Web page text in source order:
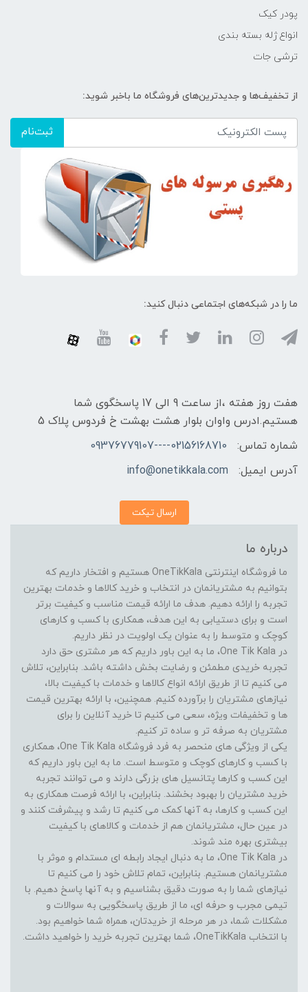
پودر کیک
انواع ژله بسته بندی
ترشی جات
از تخفیف‌ها و جدیدترین‌های فروشگاه ما باخبر شوید:
ثبت‌نام
ما را در شبکه‌های اجتماعی دنبال کنید:
هفت روز هفته ،از ساعت 9 الی 17 پاسخگوی شما
هستیم.ادرس واوان بلوار هشت بهشت خ فردوس پلاک 5
شماره تماس:
02156168710----09376779107
آدرس ایمیل:
info@onetikkala.com
ارسال تیکت
درباره ما
ما فروشگاه اینترنتی OneTikKala هستیم و افتخار داریم که
بتوانیم به مشتریانمان در انتخاب و خرید کالاها و خدمات بهترین
تجربه را ارائه دهیم. هدف ما ارائه قیمت مناسب و کیفیت برتر
است و برای دستیابی به این هدف، همکاری با کسب و کارهای
کوچک و متوسط را به عنوان یک اولویت در نظر داریم.
در One Tik Kala، ما به این باور داریم که هر مشتری حق دارد
تجربه خریدی مطمئن و رضایت بخش داشته باشد. بنابراین، تلاش
می کنیم تا از طریق ارائه انواع کالاها و خدمات با کیفیت بالا،
نیازهای مشتریان را برآورده کنیم. همچنین، با ارائه بهترین قیمت
ها و تخفیفات ویژه، سعی می کنیم تا خرید آنلاین را برای
مشتریان به صرفه تر و ساده تر کنیم.
یکی از ویژگی های منحصر به فرد فروشگاه One Tik Kala، همکاری
با کسب و کارهای کوچک و متوسط است. ما به این باور داریم که
این کسب و کارها پتانسیل های بزرگی دارند و می توانند تجربه
خرید مشتریان را بهبود بخشند. بنابراین، با ارائه فرصت همکاری به
این کسب و کارها، به آنها کمک می کنیم تا رشد و پیشرفت کنند و
در عین حال، مشتریانمان هم از خدمات و کالاهای با کیفیت
بیشتری بهره مند شوند.
در One Tik Kala، ما به دنبال ایجاد رابطه ای مستدام و موثر با
مشتریانمان هستیم. بنابراین، تمام تلاش خود را می کنیم تا
نیازهای شما را به صورت دقیق بشناسیم و به آنها پاسخ دهیم. با
تیمی مجرب و حرفه ای، ما از طریق پاسخگویی به سوالات و
مشکلات شما، در هر مرحله از خریدتان، همراه شما خواهیم بود.
با انتخاب OneTikKala، شما بهترین تجربه خرید را خواهید داشت.